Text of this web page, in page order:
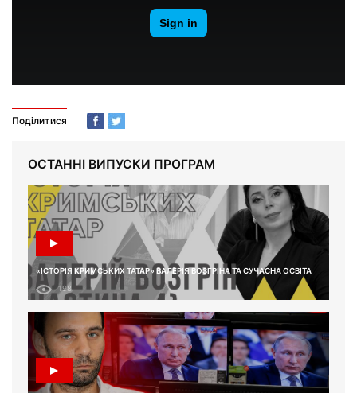
Поділитися
ОСТАННІ ВИПУСКИ ПРОГРАМ
«ІСТОРІЯ КРИМСЬКИХ ТАТАР» ВАЛЕРІЯ ВОЗГРІНА ТА СУЧАСНА ОСВІТА
198